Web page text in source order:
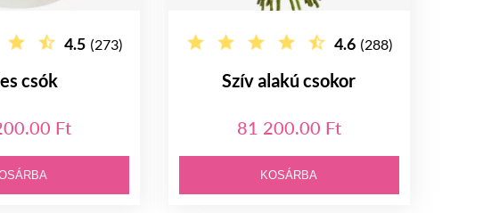
4.5 (273)
csók
Ft
4.6 (288)
Szív alakú csokor
81 200.00 Ft
KOSÁRBA